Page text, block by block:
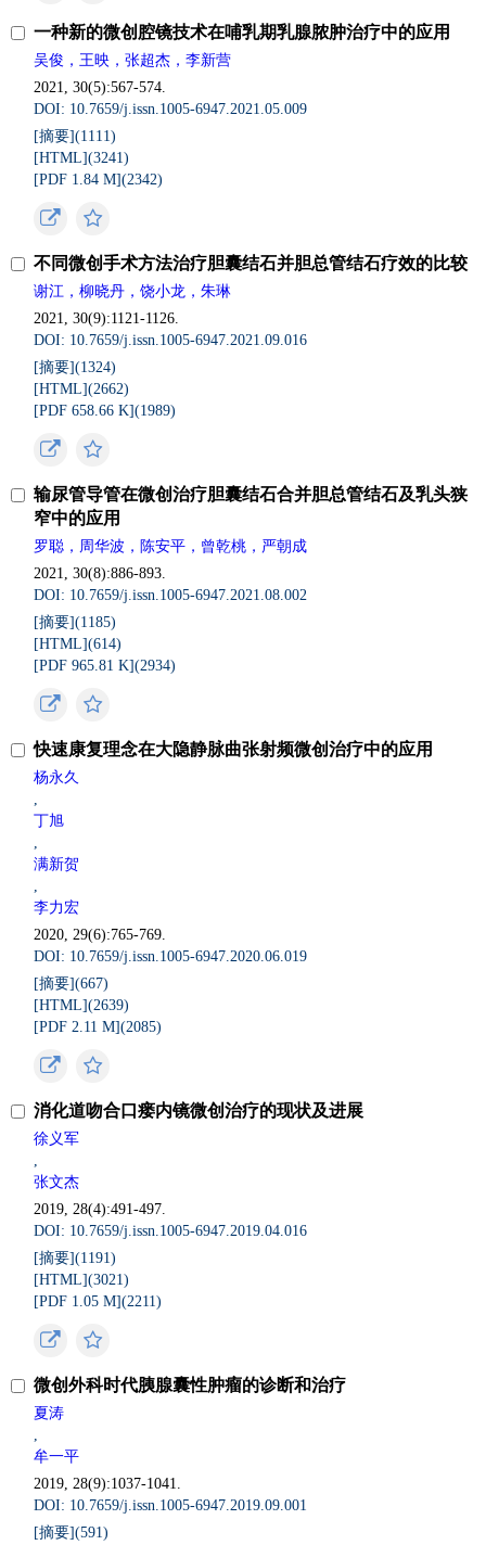
一种新的微创腔镜技术在哺乳期乳腺脓肿治疗中的应用
吴俊，王映，张超杰，李新营
2021, 30(5):567-574.
DOI: 10.7659/j.issn.1005-6947.2021.05.009
[摘要](1111)
[HTML](3241)
[PDF 1.84 M](2342)
不同微创手术方法治疗胆囊结石并胆总管结石疗效的比较
谢江，柳晓丹，饶小龙，朱琳
2021, 30(9):1121-1126.
DOI: 10.7659/j.issn.1005-6947.2021.09.016
[摘要](1324)
[HTML](2662)
[PDF 658.66 K](1989)
输尿管导管在微创治疗胆囊结石合并胆总管结石及乳头狭
窄中的应用
罗聪，周华波，陈安平，曾乾桃，严朝成
2021, 30(8):886-893.
DOI: 10.7659/j.issn.1005-6947.2021.08.002
[摘要](1185)
[HTML](614)
[PDF 965.81 K](2934)
快速康复理念在大隐静脉曲张射频微创治疗中的应用
杨永久
,
丁旭
,
满新贺
,
李力宏
2020, 29(6):765-769.
DOI: 10.7659/j.issn.1005-6947.2020.06.019
[摘要](667)
[HTML](2639)
[PDF 2.11 M](2085)
消化道吻合口瘘内镜微创治疗的现状及进展
徐义军
,
张文杰
2019, 28(4):491-497.
DOI: 10.7659/j.issn.1005-6947.2019.04.016
[摘要](1191)
[HTML](3021)
[PDF 1.05 M](2211)
微创外科时代胰腺囊性肿瘤的诊断和治疗
夏涛
,
牟一平
2019, 28(9):1037-1041.
DOI: 10.7659/j.issn.1005-6947.2019.09.001
[摘要](591)